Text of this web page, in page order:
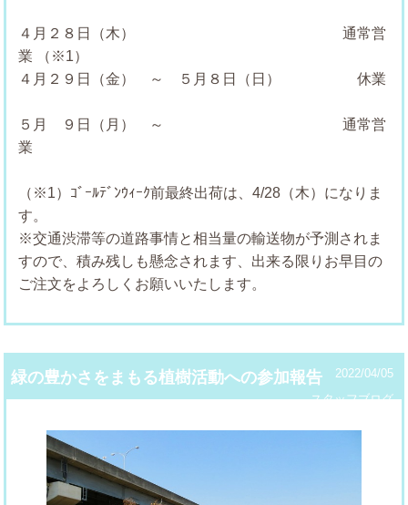
４月２８日（木） 通常営
業 （※1）
４月２９日（金） ～ ５月８日（日） 休業
５月 ９日（月） ～ 通常営
業
（※1）ｺﾞｰﾙﾃﾞﾝｳｨｰｸ前最終出荷は、4/28（木）になりま
す。
※交通渋滞等の道路事情と相当量の輸送物が予測されま
すので、積み残しも懸念されます、出来る限りお早目の
ご注文をよろしくお願いいたします。
緑の豊かさをまもる植樹活動への参加報告
2022/04/05
スタッフブログ